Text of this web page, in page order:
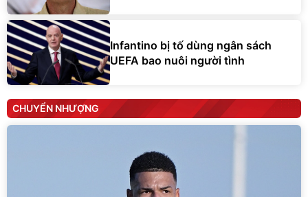
Infantino bị tố dùng ngân sách
UEFA bao nuôi người tình
CHUYỂN NHƯỢNG